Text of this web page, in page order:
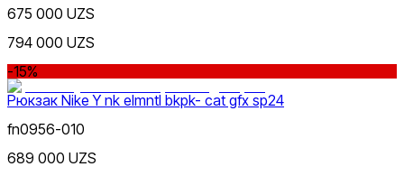
675 000 UZS
794 000 UZS
-15%
Рюкзак Nike Y nk elmntl bkpk- cat gfx sp24
fn0956-010
689 000 UZS